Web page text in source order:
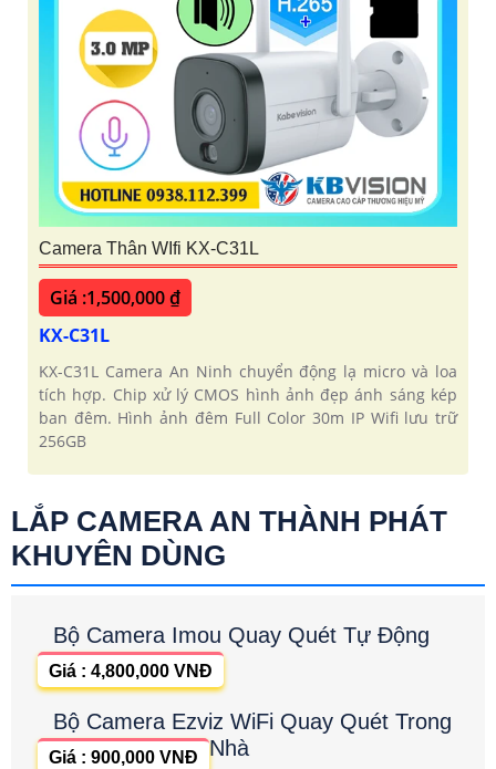
Camera Thân WIfi KX-C31L
Giá :1,500,000 ₫
KX-C31L
KX-C31L Camera An Ninh chuyển động lạ micro và loa
tích hợp. Chip xử lý CMOS hình ảnh đẹp ánh sáng kép
ban đêm. Hình ảnh đêm Full Color 30m IP Wifi lưu trữ
256GB
LẮP CAMERA AN THÀNH PHÁT
KHUYÊN DÙNG
Bộ Camera Imou Quay Quét Tự Động
Giá : 4,800,000 VNĐ
Bộ Camera Ezviz WiFi Quay Quét Trong
Nhà
Giá : 900,000 VNĐ